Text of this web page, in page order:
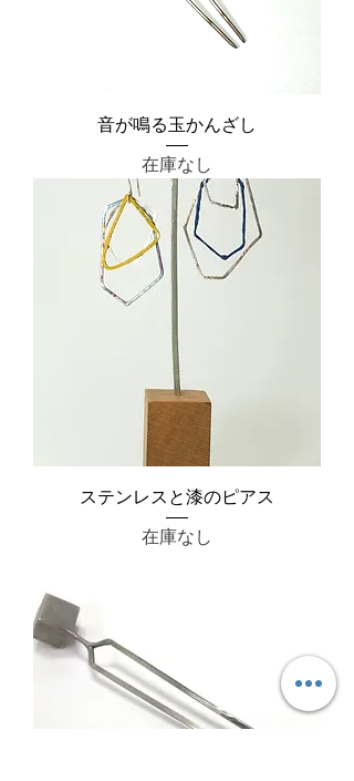
音が鳴る玉かんざし
在庫なし
ステンレスと漆のピアス
在庫なし